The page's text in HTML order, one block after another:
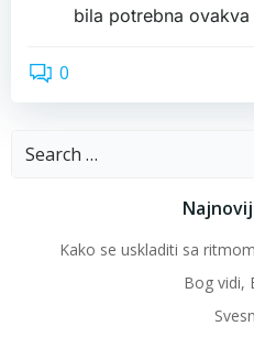
bila potrebna
0
Search
Kako se uskladiti sa
Bog vidi,